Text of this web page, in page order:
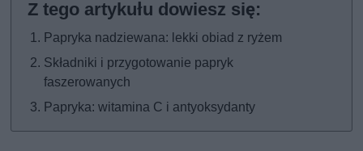
Papryka nadziewana: lekki obiad z ryżem
Składniki i przygotowanie papryk
faszerowanych
Papryka: witamina C i antyoksydanty